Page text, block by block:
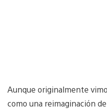
Aunque originalmente
como una reimaginación